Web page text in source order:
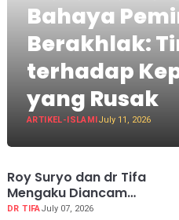
Bahaya
Berakhlak:
terhadap
yang Rusak
ARTIKEL-ISLAMIJuly 11, 2026
Roy Suryo dan dr Tifa
Mengaku Diancam
Dibunuh Jelang Sidang,
DR TIFAJuly 07, 2026